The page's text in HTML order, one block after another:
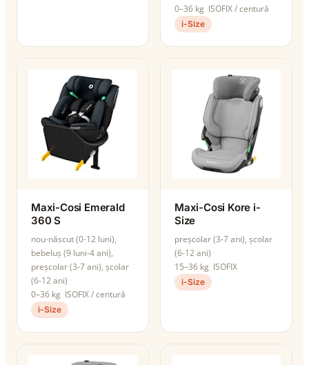
0–36 kg ISOFIX / centură
i-Size
Maxi-Cosi Emerald
360 S
nou-născut (0-12 luni),
bebeluș (9 luni-4 ani),
preșcolar (3-7 ani), școlar
(6-12 ani)
0–36 kg ISOFIX / centură
i-Size
Maxi-Cosi Kore i-
Size
preșcolar (3-7 ani), școlar
(6-12 ani)
15–36 kg ISOFIX
i-Size